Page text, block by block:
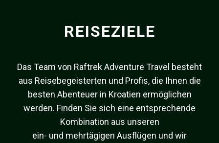
REISEZIELE
Das Team von Raftrek Adventure Travel besteht
aus Reisebegeisterten und Profis, die Ihnen die
besten Abenteuer in Kroatien ermöglichen
werden. Finden Sie sich eine entsprechende
Kombination aus unseren
ein- und mehrtägigen Ausflügen und wir